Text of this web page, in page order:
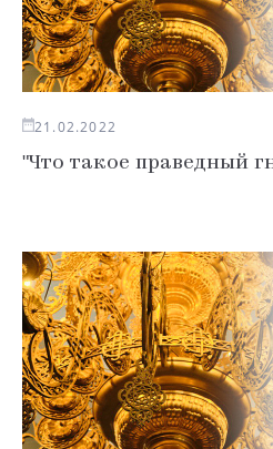
21.02.2022
"Что такое праведный